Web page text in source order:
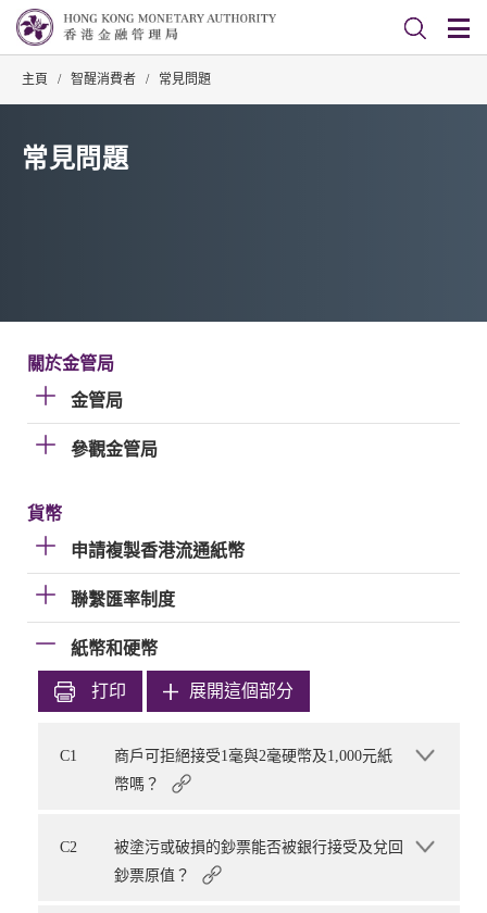
主頁 / 智醒消費者 / 常見問題
常見問題
關於金管局
金管局
參觀金管局
貨幣
申請複製香港流通紙幣
聯繫匯率制度
紙幣和硬幣
打印 展開這個部分
C1
商戶可拒絕接受1毫與2毫硬幣及1,000元紙
幣嗎？
C2
被塗污或破損的鈔票能否被銀行接受及兌回
鈔票原值？